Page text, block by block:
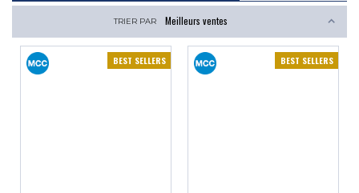
TRIER PAR
BEST SELLERS BEST SELLERS